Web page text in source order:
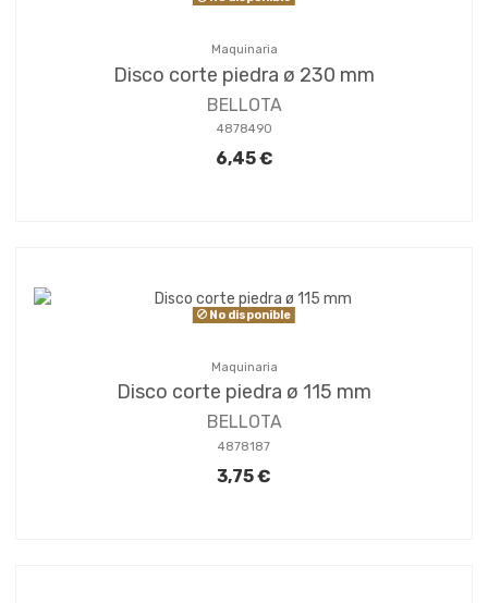
Maquinaria
Disco corte piedra ø 230 mm
BELLOTA
4878490
6,45 €
No disponible
Maquinaria
Disco corte piedra ø 115 mm
BELLOTA
4878187
3,75 €